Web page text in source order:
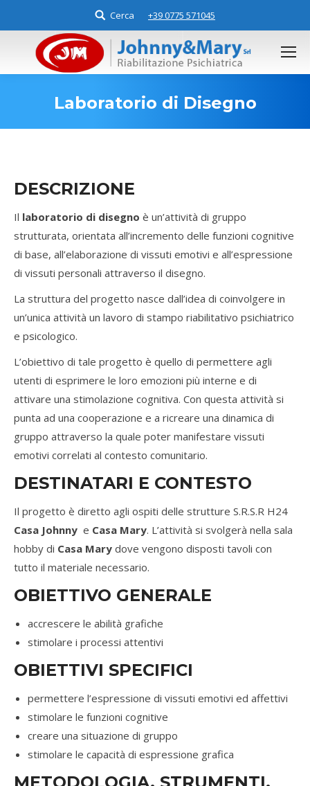
Search:
Cerca +39 0775 571045
Laboratorio di Disegno
DESCRIZIONE
Il laboratorio di disegno è un’attività di gruppo
strutturata, orientata all’incremento delle funzioni cognitive
di base, all’elaborazione di vissuti emotivi e all’espressione
di vissuti personali attraverso il disegno.
La struttura del progetto nasce dall’idea di coinvolgere in
un’unica attività un lavoro di stampo riabilitativo psichiatrico
e psicologico.
L’obiettivo di tale progetto è quello di permettere agli
utenti di esprimere le loro emozioni più interne e di
attivare una stimolazione cognitiva. Con questa attività si
punta ad una cooperazione e a ricreare una dinamica di
gruppo attraverso la quale poter manifestare vissuti
emotivi correlati al contesto comunitario.
DESTINATARI E CONTESTO
Il progetto è diretto agli ospiti delle strutture S.R.S.R H24
Casa Johnny e Casa Mary. L’attività si svolgerà nella sala
hobby di Casa Mary dove vengono disposti tavoli con
tutto il materiale necessario.
OBIETTIVO GENERALE
accrescere le abilità grafiche
stimolare i processi attentivi
OBIETTIVI SPECIFICI
permettere l’espressione di vissuti emotivi ed affettivi
stimolare le funzioni cognitive
creare una situazione di gruppo
stimolare le capacità di espressione grafica
METODOLOGIA, STRUMENTI,